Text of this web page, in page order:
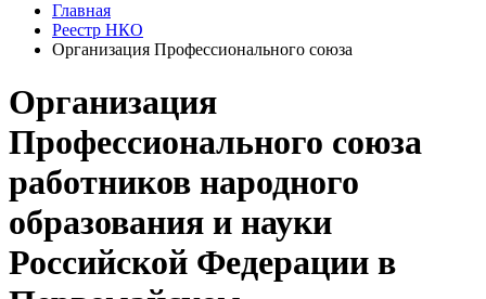
Главная
Реестр НКО
Организация Профессионального союза
Организация
Профессионального союза
работников народного
образования и науки
Российской Федерации в